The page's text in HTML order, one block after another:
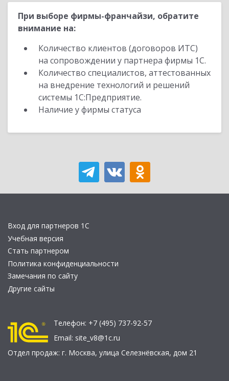
При выборе фирмы-франчайзи, обратите
внимание на:
Количество клиентов (договоров ИТС)
на сопровождении у партнера фирмы 1С.
Количество специалистов, аттестованных
на внедрение технологий и решений
системы 1С:Предприятие.
Наличие у фирмы статуса
Вход для партнеров 1С
Учебная версия
Стать партнером
Политика конфиденциальности
Замечания по сайту
Другие сайты
Телефон: +7 (495) 737-92-57
Email: site_v8@1c.ru
Отдел продаж: г. Москва, улица Селезнёвская, дом 21